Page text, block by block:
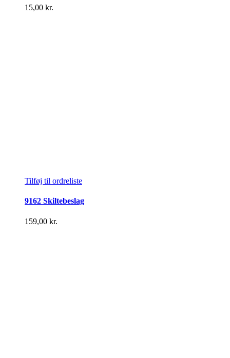
15,00 kr.
Tilføj til ordreliste
9162 Skiltebeslag
159,00 kr.